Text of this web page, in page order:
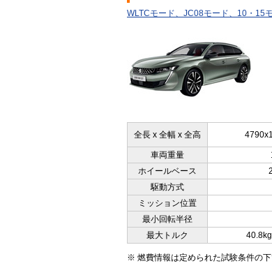
WLTCモード、JC08モード、10・15
全長 x 全幅 x 全高
車両重量
ホイールベース
駆動方式
ミッション位置
最小回転半径
最大トルク
※ 燃費情報は定められた試験条件の